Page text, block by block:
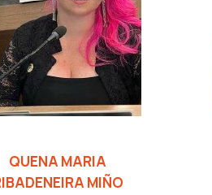
QUENA MARIA
MIÑO